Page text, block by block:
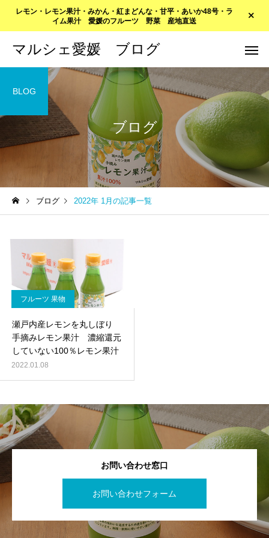
レモン・レモン果汁・みかん・紅まどんな・甘平・あいか48号・ラ
イム果汁 愛媛のフルーツ 野菜 産地直送
マルシェ愛媛 ブログ
ブログ
BLOG
ブログ 2022年 1月の記事一覧
フルーツ 果物
瀬戸内産レモンを丸しぼり
手摘みレモン果汁 濃縮還元
していない100％レモン果汁
2022.01.08
お問い合わせ窓口
お問い合わせフォーム